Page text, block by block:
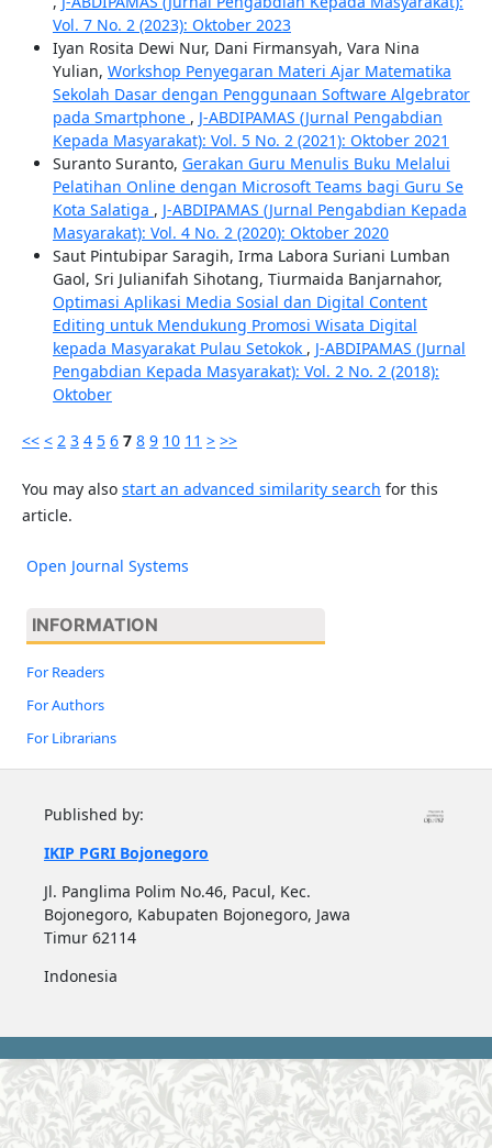
Vol. 7 No. 2 (2023): Oktober 2023
Iyan Rosita Dewi Nur, Dani Firmansyah, Vara Nina
Yulian, Workshop Penyegaran Materi Ajar Matematika
Sekolah Dasar dengan Penggunaan Software Algebrator
pada Smartphone , J-ABDIPAMAS (Jurnal Pengabdian
Kepada Masyarakat): Vol. 5 No. 2 (2021): Oktober 2021
Suranto Suranto, Gerakan Guru Menulis Buku Melalui
Pelatihan Online dengan Microsoft Teams bagi Guru Se
Kota Salatiga , J-ABDIPAMAS (Jurnal Pengabdian Kepada
Masyarakat): Vol. 4 No. 2 (2020): Oktober 2020
Saut Pintubipar Saragih, Irma Labora Suriani Lumban
Gaol, Sri Julianifah Sihotang, Tiurmaida Banjarnahor,
Optimasi Aplikasi Media Sosial dan Digital Content
Editing untuk Mendukung Promosi Wisata Digital
kepada Masyarakat Pulau Setokok , J-ABDIPAMAS (Jurnal
Pengabdian Kepada Masyarakat): Vol. 2 No. 2 (2018):
Oktober
<< < 2 3 4 5 6 7 8 9 10 11 > >>
You may also start an advanced similarity search for this
article.
Open Journal Systems
INFORMATION
For Readers
For Authors
For Librarians
Published by:
IKIP PGRI Bojonegoro
Jl. Panglima Polim No.46, Pacul, Kec.
Bojonegoro, Kabupaten Bojonegoro, Jawa
Timur 62114
Indonesia